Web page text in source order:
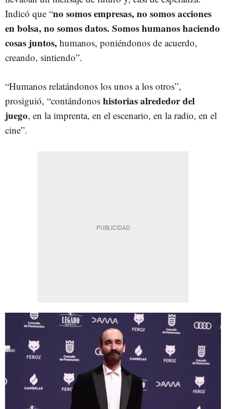
Indicó que “no somos empresas, no somos acciones
en bolsa, no somos datos. Somos humanos haciendo
cosas juntos, humanos, poniéndonos de acuerdo,
creando, sintiendo”.
“Humanos relatándonos los unos a los otros”,
prosiguió, “contándonos historias alrededor del
juego, en la imprenta, en el escenario, en la radio, en el
cine”.